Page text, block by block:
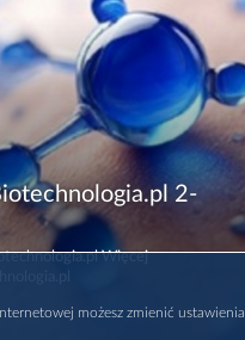
2-
Więcej
możesz zmienić ustawienia